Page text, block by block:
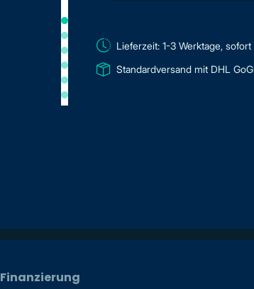
Lieferzeit: 1-3 Werktage,
Standardversand mit DHL
Finanzierung